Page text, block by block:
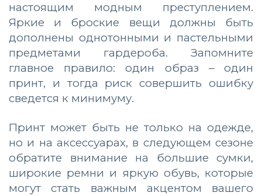
настоящим модным преступлением.
Яркие и броские вещи должны быть
дополнены однотонными и пастельными
предметами гардероба. Запомните
главное правило: один образ – один
принт, и тогда риск совершить ошибку
сведется к минимуму.
Принт может быть не только на одежде,
но и на аксессуарах, в следующем сезоне
обратите внимание на большие сумки,
широкие ремни и яркую обувь, которые
могут стать важным акцентом вашего